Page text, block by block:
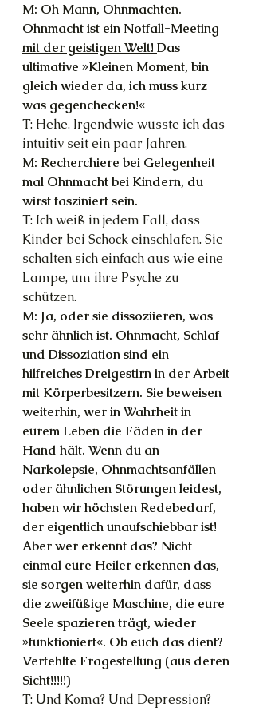
M: Oh Mann, Ohnmachten.
Ohnmacht ist ein Notfall-Meeting
mit der geistigen Welt! Das
ultimative »Kleinen Moment, bin
gleich wieder da, ich muss kurz
was gegenchecken!«
T: Hehe. Irgendwie wusste ich das
intuitiv seit ein paar Jahren.
M: Recherchiere bei Gelegenheit
mal Ohnmacht bei Kindern, du
wirst fasziniert sein.
T: Ich weiß in jedem Fall, dass
Kinder bei Schock einschlafen. Sie
schalten sich einfach aus wie eine
Lampe, um ihre Psyche zu
schützen.
M: Ja, oder sie dissoziieren, was
sehr ähnlich ist. Ohnmacht, Schlaf
und Dissoziation sind ein
hilfreiches Dreigestirn in der Arbeit
mit Körperbesitzern. Sie beweisen
weiterhin, wer in Wahrheit in
eurem Leben die Fäden in der
Hand hält. Wenn du an
Narkolepsie, Ohnmachtsanfällen
oder ähnlichen Störungen leidest,
haben wir höchsten Redebedarf,
der eigentlich unaufschiebbar ist!
Aber wer erkennt das? Nicht
einmal eure Heiler erkennen das,
sie sorgen weiterhin dafür, dass
die zweifüßige Maschine, die eure
Seele spazieren trägt, wieder
»funktioniert«. Ob euch das dient?
Verfehlte Fragestellung (aus deren
Sicht!!!!!)
T: Und Koma? Und Depression?